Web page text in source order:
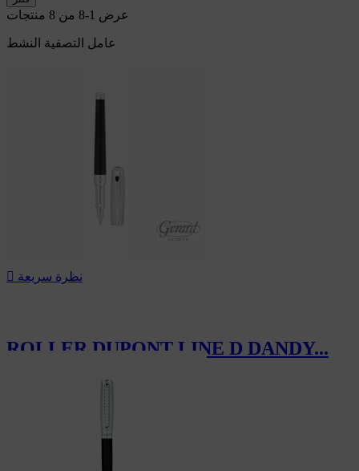
عرض 1-8 من 8 منتجات
عامل التصفية النشط
 نظرة سريعة
ROLLER DUPONT LINE D DANDY...